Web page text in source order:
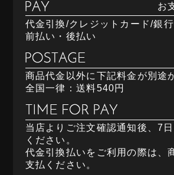
お
代金引換/クレジットカード/銀
前払い・後払い
商品代金以外に下記料金が別途
全国一律：送料540円
当店よりご注文確認通知後、7
ください。
代金引換払いをご利用の際は、
支払ください。